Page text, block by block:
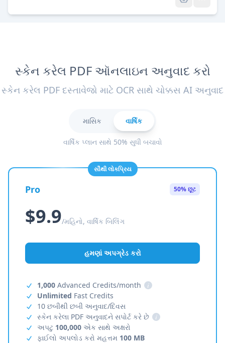
સ્કેન કરેલ PDF ઑનલાઇન અનુવાદ કરો
સ્કેન કરેલ PDF દસ્તાવેજો માટે OCR સાથે ચોક્કસ AI અનુવાદ
માસિક વાર્ષિક
વાર્ષિક પ્લાન સાથે 50% સુધી બચાવો
સૌથી લોકપ્રિય
Pro 50% છૂટ
$9.9/મહિનો, વાર્ષિક બિલિંગ
હમણાં અપગ્રેડ કરો
1,000 Advanced Credits/month
i
Unlimited Fast Credits
10 છબીથી છબી અનુવાદ/દિવસ
સ્કેન કરેલા PDF અનુવાદને સપોર્ટ કરે છે
i
અપટુ 100,000 એક સાથે અક્ષરો
ફાઈલો અપલોડ કરો મહત્તમ 100 MB